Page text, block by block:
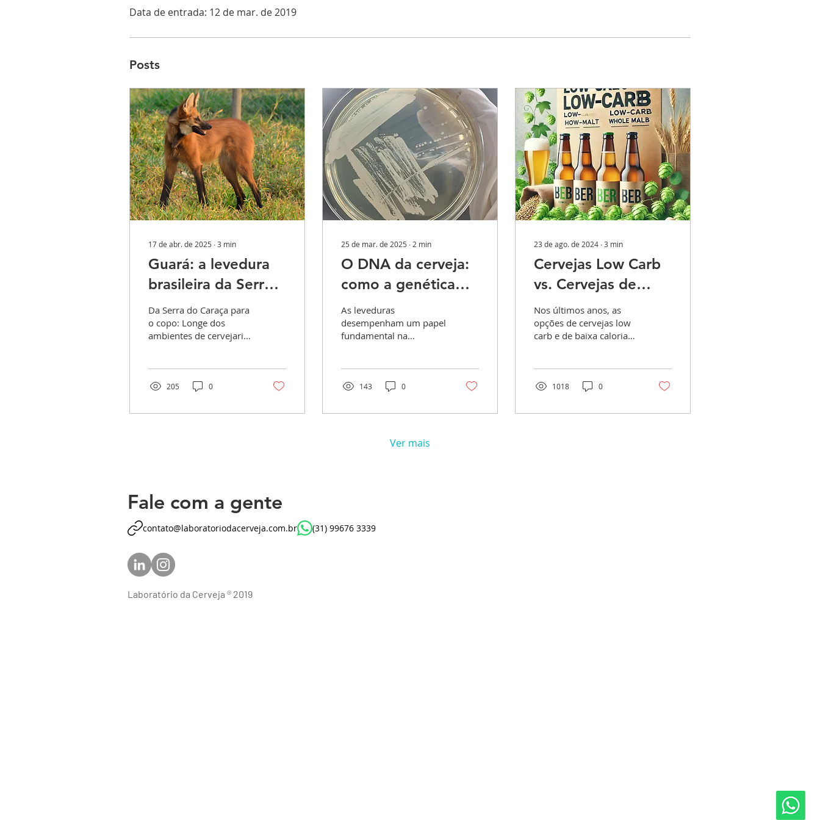
Data de entrada: 12 de mar. de 2019
Posts
17 de abr. de 2025 ∙3 min
Guará: a levedura
brasileira da Serra
do Caraça que traz
inovação à
produção de
cervejas artesanais
Da Serra do Caraça para
o copo: Longe dos
ambientes de cervejaria,
205 0
25 de mar. de 2025 ∙ 2 min
O DNA da cerveja:
como a genética
das leveduras
transforma a
fermentação.
As leveduras
desempenham um papel
fundamental na
de transformar os...
143 0
23 de ago. de 2024 ∙3 min
Cervejas Low Carb
vs. Cervejas de
Baixa Caloria: quais
são as Diferenças?
Nos últimos anos, as
opções de cervejas low
carb e de baixa caloria
um...1018 0
Ver mais
Fale com a gente
contato@laboratoriodacerveja.com.br (31) 99676 3339
Laboratório da Cerveja ® 2019